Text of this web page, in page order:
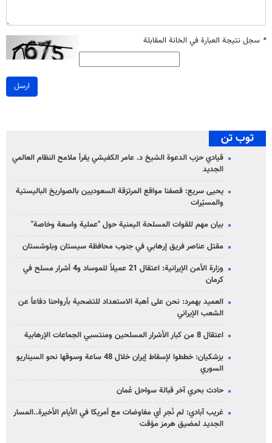
* سجل نتيجة العبارة في الخانة المقابلة
ارسل
توب تن
قيادي حزب الدعوة الشيخ د. عامر الكفيشي يقرأ ملامح النظام العالمي
الجديد
يحيى سريع: قصفنا مواقع المرتزقة السعوديين بالصواريخ الباليستية
والمسيّرات
بيان مهم للقوات المسلحة اليمنية حول "عملية واسعة وخاصة"
مقتل عناصر فريق إرهابي في جنوب محافظة سيستان وبلوشستان
وزارة الأمن الإيرانية: اعتقال 21 عميلاً للموساد و4 أشرار مسلح في
كرمان
العميد بهمرد: نحن على أهبة الاستعداد للتضحية بأرواحنا دفاعاً عن
الشعب الإيراني
اعتقال 8 من كبار الأشرار المسلحين ومنتسبي الجماعات الإرهابية
بزشكيان: خططوا لإسقاط إيران خلال 48 ساعة وسوقها نحو السيناريو
السوري
حادث بحري آخر قبالة سواحل عُمان
غريب آبادي: لم نُجرِ أي مفاوضات مع أمريكا في الأيام الأخيرة..المسار
الجديد لمضيق هرمز مؤقت